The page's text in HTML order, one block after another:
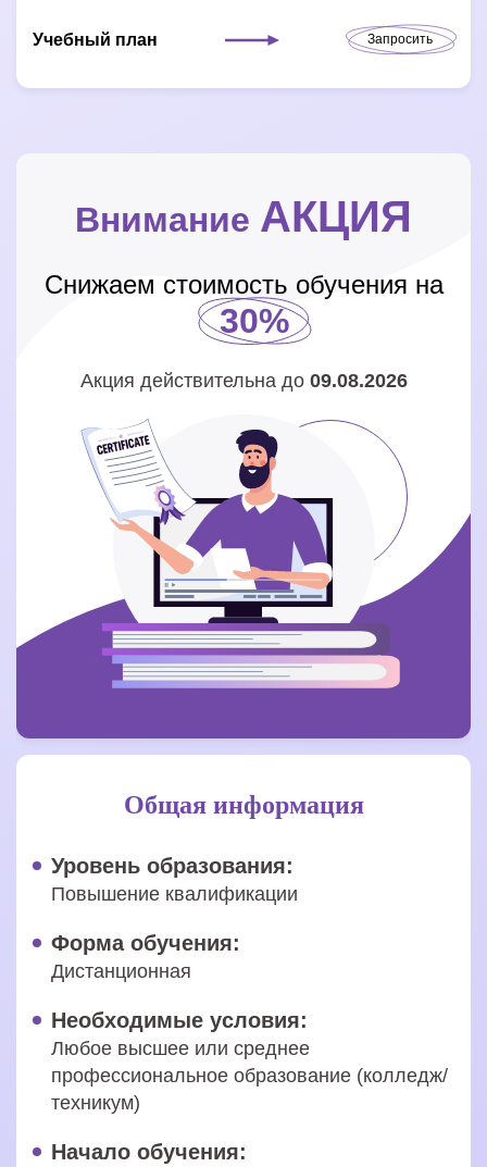
Учебный план Запросить
Внимание АКЦИЯ
Снижаем стоимость обучения на
30%
Акция действительна до 09.08.2026
Общая информация
Уровень образования:
Повышение квалификации
Форма обучения:
Дистанционная
Необходимые условия:
Любое высшее или среднее
профессиональное образование (колледж/
техникум)
Начало обучения: